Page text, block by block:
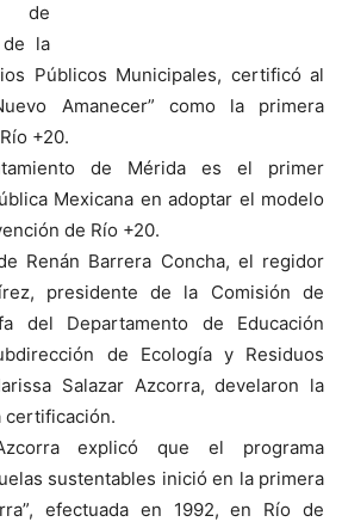
de
la
Públicos Municipales, certificó al
Amanecer” como la primera
+20.
de Mérida es el primer
Mexicana en adoptar el modelo
de Río +20.
Renán Barrera Concha, el regidor
presidente de la Comisión de
del Departamento de Educación
de Ecología y Residuos
Salazar Azcorra, develaron la
certificación.
explicó que el programa
sustentables inició en la primera
efectuada en 1992, en Río de